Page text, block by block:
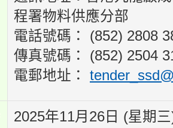
程署物料供應分部
電話號碼： (852) 2808
傳真號碼： (852) 2504
電郵地址：
2025年11月26日 (星期